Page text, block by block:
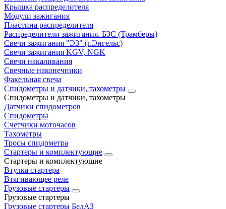
Крышка распределителя
Модули зажигания
Пластина распределителя
Распределители зажигания. БЗС (Трамберы)
Свечи зажигания "ЭЗ" (г.Энгельс)
Свечи зажигания KGV, NGK
Свечи накаливания
Свечные наконечники
Факельная свеча
Спидометры и датчики, тахометры
Спидометры и датчики, тахометры
Датчики спидометров
Спидометры
Счетчики моточасов
Тахометры
Тросы спидометра
Стартеры и комплектующие
Стартеры и комплектующие
Втулка стартера
Втягивающее реле
Грузовые стартеры
Грузовые стартеры
Грузовые стартеры БелАЗ